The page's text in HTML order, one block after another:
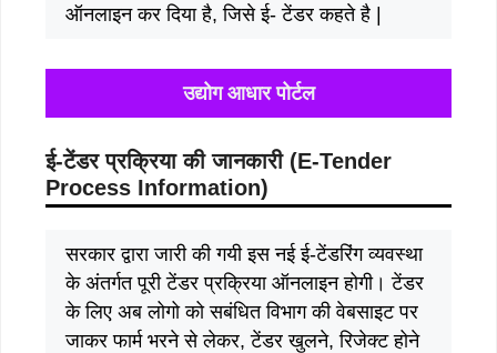
ऑनलाइन कर दिया है, जिसे ई- टेंडर कहते है |
उद्योग आधार पोर्टल
ई-टेंडर प्रक्रिया की जानकारी (E-Tender
Process Information)
सरकार द्वारा जारी की गयी इस नई ई-टेंडरिंग व्यवस्था
के अंतर्गत पूरी टेंडर प्रक्रिया ऑनलाइन होगी। टेंडर
के लिए अब लोगो को सबंधित विभाग की वेबसाइट पर
जाकर फार्म भरने से लेकर, टेंडर खुलने, रिजेक्ट होने